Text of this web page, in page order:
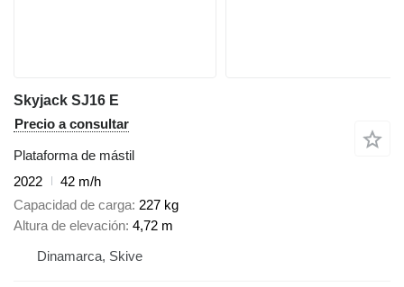
Skyjack SJ16 E
Precio a consultar
Plataforma de mástil
2022
42 m/h
Capacidad de carga 227 kg
Altura de elevación 4,72 m
Dinamarca, Skive